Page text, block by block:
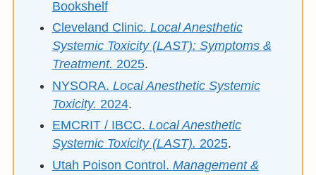
Bookshelf
Cleveland Clinic. Local Anesthetic
Systemic Toxicity (LAST): Symptoms &
Treatment. 2025.
NYSORA. Local Anesthetic Systemic
Toxicity. 2024.
EMCRIT / IBCC. Local Anesthetic
Systemic Toxicity (LAST). 2025.
Utah Poison Control. Management &